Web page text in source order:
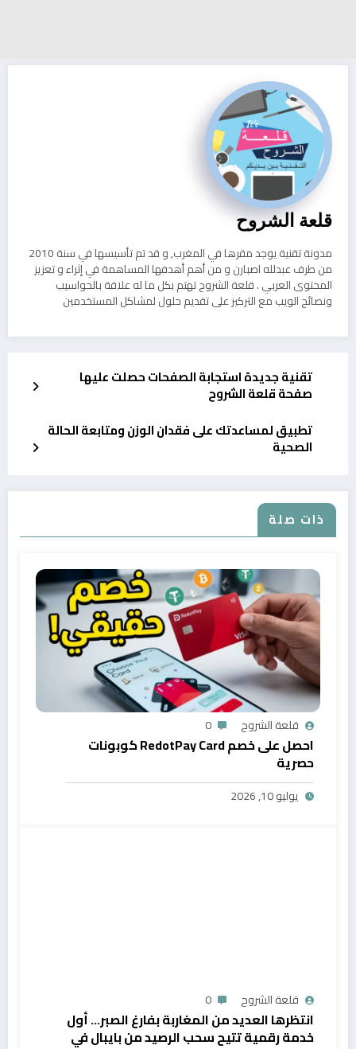
قلعة الشروح
مدونة تقنية يوجد مقرها في المغرب, و قد تم تأسيسها في سنة 2010
من طرف عبدلله اصبارن و من أهم أهدفها المساهمة في إثراء و تعزيز
المحتوى العربي . قلعة الشروح تهتم بكل ما له علاقة بالحواسيب
ونصائح الويب مع التركيز على تقديم حلول لمشاكل المستخدمين
تقنية جديدة استجابة الصفحات حصلت عليها
صفحة قلعة الشروح
تطبيق لمساعدتك على فقدان الوزن ومتابعة الحالة
الصحية
ذات صلة
قلعة الشروح 0
احصل على خصم RedotPay Card كوبونات
حصرية
يوليو 10, 2026
قلعة الشروح 0
انتظرها العديد من المغاربة بفارغ الصبر… أول
خدمة رقمية تتيح سحب الرصيد من بايبال في